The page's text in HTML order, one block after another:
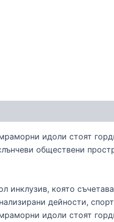
идоли стоят
обществени
инклузив, която
дейности,
идоли стоят